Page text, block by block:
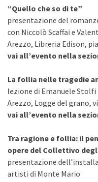
“Quello che so di te”
presentazione del
con Niccolò Scaffai e
Arezzo, Libreria Edison,
vai all’evento nella
La follia nelle tragedie
lezione di Emanuele Stolfi
Arezzo, Logge del grano,
vai all’evento nella
Tra ragione e follia: il
opere del Collettivo
presentazione
artisti di Monte Mario